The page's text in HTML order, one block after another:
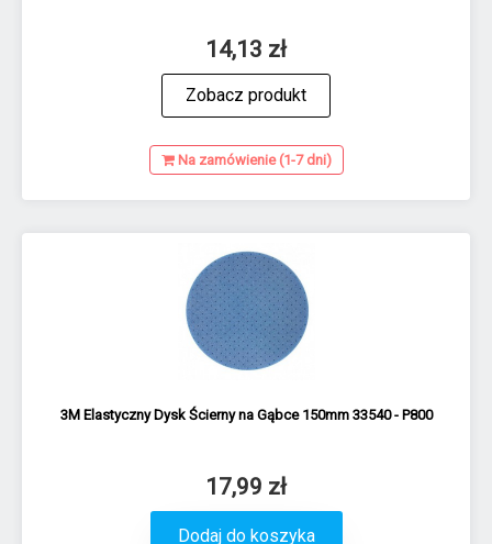
14,13 zł
Zobacz produkt
Na zamówienie (1-7 dni)
3M Elastyczny Dysk Ścierny na Gąbce 150mm 33540 - P800
17,99 zł
Dodaj do koszyka